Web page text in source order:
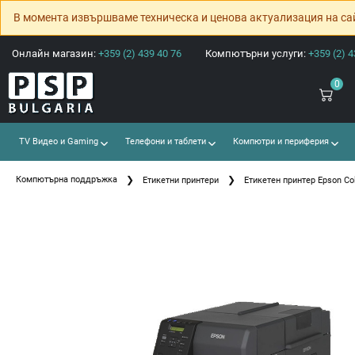
В момента извършваме техническа и ценова актуализация на
Онлайн магазин: +359 (2) 439 40 76 Компютърни услуги: +359 (2)
0
TV Видео и Gaming Телефони и таблети Компютри и периферия
Компютърна поддръжка Етикетни принтери Етикетен принтер Epson